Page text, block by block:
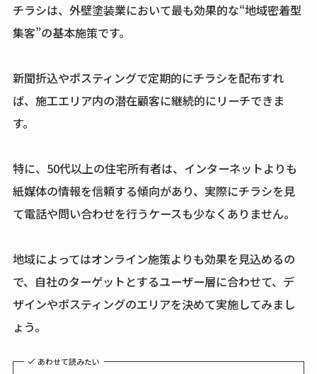
チラシは、外壁塗装業において最も効果的な“地域密着型
集客”の基本施策です。
新聞折込やポスティングで定期的にチラシを配布すれ
ば、施工エリア内の潜在顧客に継続的にリーチできま
す。
特に、50代以上の住宅所有者は、インターネットよりも
紙媒体の情報を信頼する傾向があり、実際にチラシを見
て電話や問い合わせを行うケースも少なくありません。
地域によってはオンライン施策よりも効果を見込めるの
で、自社のターゲットとするユーザー層に合わせて、デ
ザインやポスティングのエリアを決めて実施してみまし
ょう。
あわせて読みたい